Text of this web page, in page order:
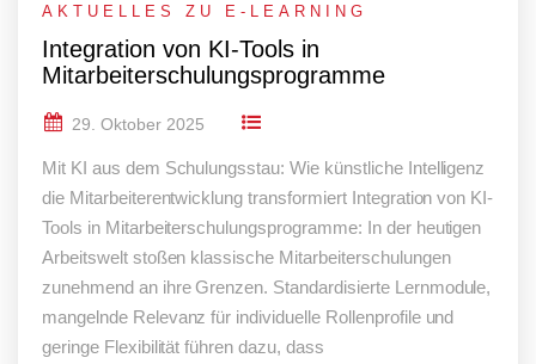
AKTUELLES ZU E-LEARNING
Integration von KI-Tools in
Mitarbeiterschulungsprogramme
29. Oktober 2025
Mit KI aus dem Schulungsstau: Wie künstliche Intelligenz
die Mitarbeiterentwicklung transformiert Integration von KI-
Tools in Mitarbeiterschulungsprogramme: In der heutigen
Arbeitswelt stoßen klassische Mitarbeiterschulungen
zunehmend an ihre Grenzen. Standardisierte Lernmodule,
mangelnde Relevanz für individuelle Rollenprofile und
geringe Flexibilität führen dazu, dass